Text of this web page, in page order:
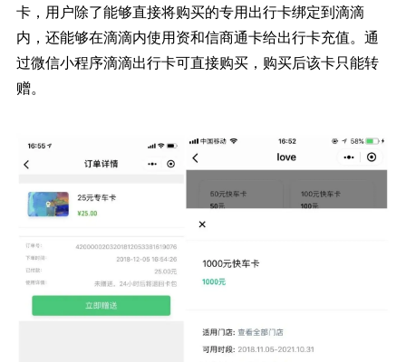
卡，用户除了能够直接将购买的专用出行卡绑定到滴滴
内，还能够在滴滴内使用资和信商通卡给出行卡充值。通
过微信小程序滴滴出行卡可直接购买，购买后该卡只能转
赠。